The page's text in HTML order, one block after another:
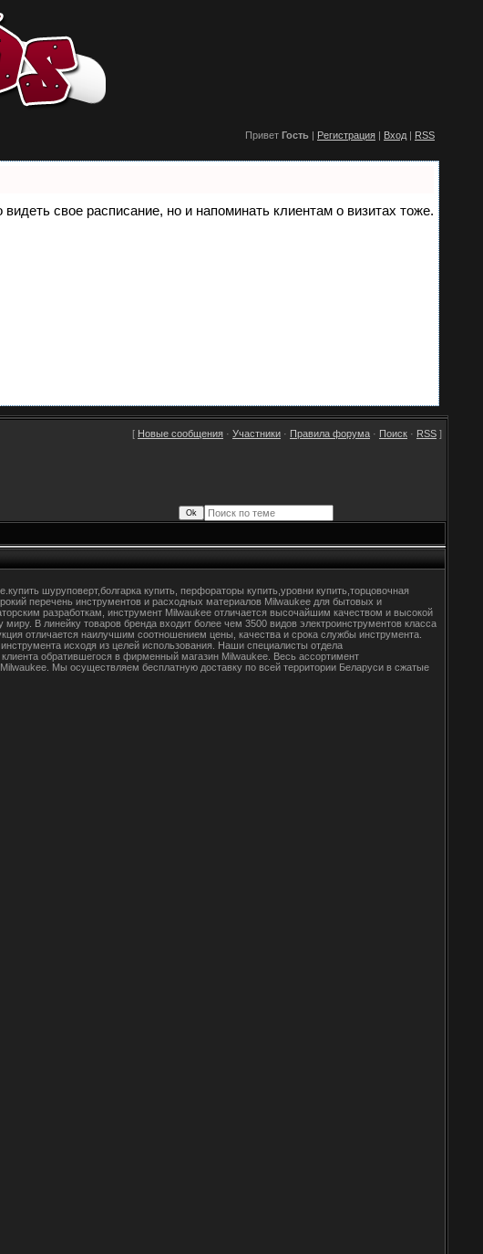
Привет Гость | Регистрация | Вход | RSS
свое расписание, но и напоминать клиентам о визитах тоже.
[ Новые сообщения · Участники · Правила форума · Поиск · RSS ]
шуруповерт,болгарка купить, перфораторы купить,уровни купить,торцовочная
перечень инструментов и расходных материалов Milwaukee для бытовых и
разработкам, инструмент Milwaukee отличается высочайшим качеством и высокой
В линейку товаров бренда входит более чем 3500 видов электроинструментов класса
отличается наилучшим соотношением цены, качества и срока службы инструмента.
исходя из целей использования. Наши специалисты отдела
обратившегося в фирменный магазин Milwaukee. Весь ассортимент
Мы осуществляем бесплатную доставку по всей территории Беларуси в сжатые